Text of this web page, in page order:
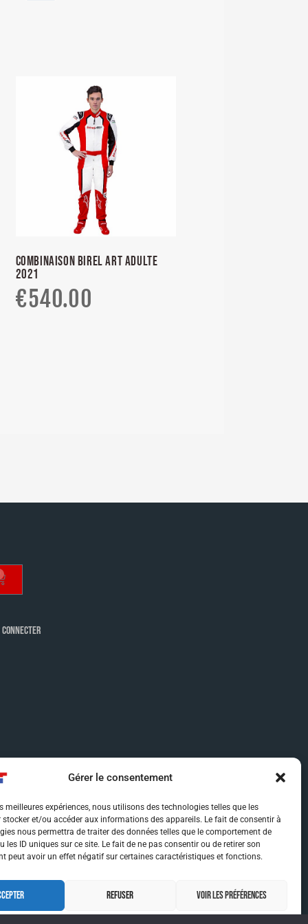
Gérer le consentement
meilleures expériences, nous utilisons des technologies telles que les
stocker et/ou accéder aux informations des appareils. Le fait de consentir à
nous permettra de traiter des données telles que le comportement de
les ID uniques sur ce site. Le fait de ne pas consentir ou de retirer son
peut avoir un effet négatif sur certaines caractéristiques et fonctions.
REFUSER VOIR LES PRÉFÉRENCES
COMBINAISON BIREL ART ADULTE
2021
€540.00